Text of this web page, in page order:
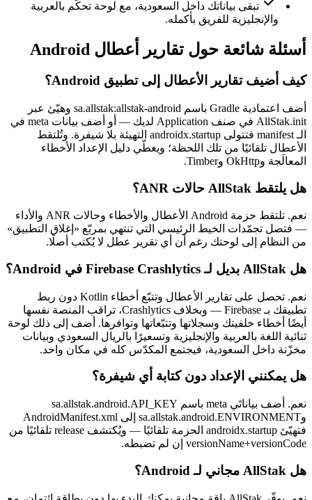
تبقى بياناتك داخل السعودية، مع لوحة تحكّم بالعربية
والإنجليزية للفريق بأكمله.
أسئلة شائعة حول تقارير أعطال Android
كيف أضيف تقارير الأعطال إلى تطبيق Android؟
أضف اعتمادية Gradle باسم sa.allstak:allstak-android وهيّئ عبر
AllStak.init في صنف Application لديك — أو أضف بيانات meta في
الـ manifest فتتولى androidx.startup التهيئة بلا شيفرة. وتُلتقط
الأعطال تلقائيًا من تلك اللحظة؛ ويغطّي دليل الإعداد الأخطاء
المعالَجة وOkHttp وTimber.
هل يلتقط AllStak حالات ANR؟
نعم. تلتقط حزمة Android الأعطال والأخطاء وحالات ANR والأداء
— فتصل تجمّدات الخيط الرئيسي التي تنتهي بمربّع «إغلاق التطبيق»
من النظام إلى لوحتك رغم أن أي تقرير عطل لا يُكتب أصلًا.
هل AllStak بديل لـ Firebase Crashlytics في Android؟
نعم. تحصل على تقارير الأعطال وتتبّع أخطاء Kotlin دون ربط
تطبيقك بـ Firebase — وبخلاف Crashlytics، تراقب المنصة نفسها
أيضًا أخطاء خلفيتك وسجلاتها وتتبّعاتها وتوافرها. أضف إلى ذلك لوحة
ثنائية اللغة بالعربية والإنجليزية وتسعيرًا بالريال السعودي وبيانات
مخزّنة داخل السعودية، فيجتمع المكدّس كله في مكان واحد.
هل يمكنني الإعداد دون كتابة أي شيفرة؟
نعم. أضف بياناتَي meta باسم sa.allstak.android.API_KEY
وsa.allstak.android.ENVIRONMENT إلى AndroidManifest.xml
فتهيّئ androidx.startup الحزمة تلقائيًا — ويُكتشف release تلقائيًا من
versionName+versionCode إن لم تضبطه.
هل AllStak مجاني لـ Android؟